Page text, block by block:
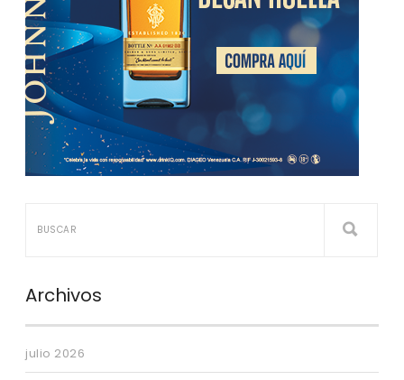
Archivos
julio 2026